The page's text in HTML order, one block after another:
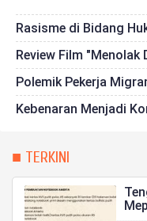
Rasisme di Bidang
Review Film "Menolak
Polemik Pekerja
Kebenaran Menjadi
■ TERKINI